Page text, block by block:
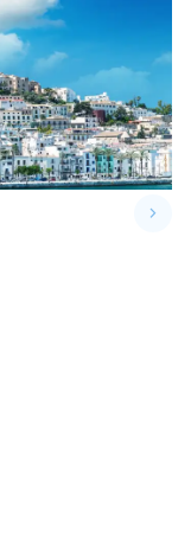
keyboard_arrow_right